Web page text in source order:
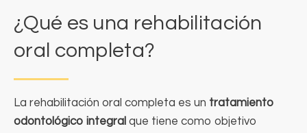
¿Qué es una rehabilitación
oral completa?
La rehabilitación oral completa es un tratamiento
odontológico integral que tiene como objetivo